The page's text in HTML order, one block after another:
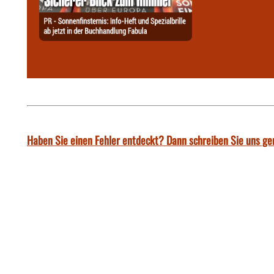
Haben Sie einen Fehler entdeckt? Dann schreiben Sie uns